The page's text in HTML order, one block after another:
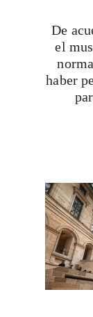
De
el
haber